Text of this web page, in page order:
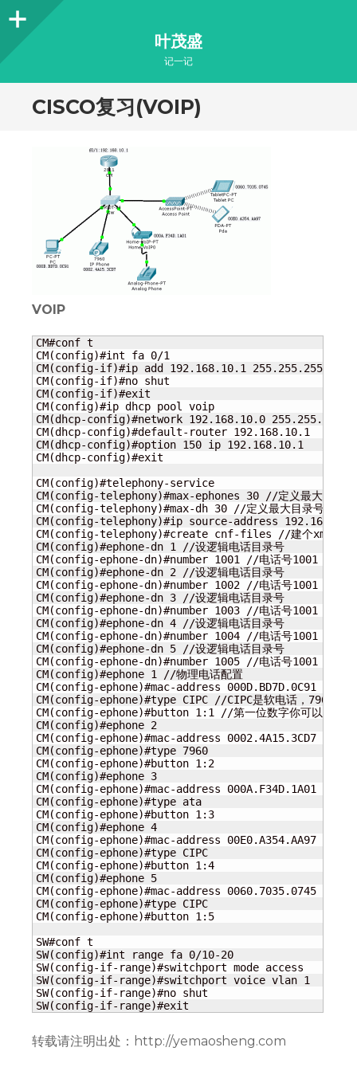
Sidebar
叶茂盛
记一记
CISCO复习(VOIP)
VOIP
CM#conf t
CM(config)#int fa 0/1
CM(config-if)#ip add 192.168.10.1 255.255.255.0
CM(config-if)#no shut
CM(config-if)#exit
CM(config)#ip dhcp pool voip
CM(dhcp-config)#network 192.168.10.0 255.255.255.0
CM(dhcp-config)#default-router 192.168.10.1
CM(dhcp-config)#option 150 ip 192.168.10.1
CM(dhcp-config)#exit
CM(config)#telephony-service
CM(config-telephony)#max-ephones 30 //定义最大电话数
CM(config-telephony)#max-dh 30 //定义最大目录号
CM(config-telephony)#ip source-address
CM(config-telephony)#create cnf-files //建个xml文件记
CM(config)#ephone-dn 1 //设逻辑电话目录号
CM(config-ephone-dn)#number 1001 //电话号1001
CM(config)#ephone-dn 2 //设逻辑电话目录号
CM(config-ephone-dn)#number 1002 //电话号1001
CM(config)#ephone-dn 3 //设逻辑电话目录号
CM(config-ephone-dn)#number 1003 //电话号1001
CM(config)#ephone-dn 4 //设逻辑电话目录号
CM(config-ephone-dn)#number 1004 //电话号1001
CM(config)#ephone-dn 5 //设逻辑电话目录号
CM(config-ephone-dn)#number 1005 //电话号1001
CM(config)#ephone 1 //物理电话配置
CM(config-ephone)#mac-address 000D.BD7D.0C91
CM(config-ephone)#type CIPC //CIPC是软电话，7960是
CM(config-ephone)#button 1:1 //第一位数字你可以把它当
CM(config)#ephone 2
CM(config-ephone)#mac-address 0002.4A15.3CD7
CM(config-ephone)#type 7960
CM(config-ephone)#button 1:2
CM(config)#ephone 3
CM(config-ephone)#mac-address 000A.F34D.1A01
CM(config-ephone)#type ata
CM(config-ephone)#button 1:3
CM(config)#ephone 4
CM(config-ephone)#mac-address 00E0.A354.AA97
CM(config-ephone)#type CIPC
CM(config-ephone)#button 1:4
CM(config)#ephone 5
CM(config-ephone)#mac-address 0060.7035.0745
CM(config-ephone)#type CIPC
CM(config-ephone)#button 1:5
SW#conf t
SW(config)#int range fa 0/10-20
SW(config-if-range)#switchport mode access
SW(config-if-range)#switchport voice vlan 1
SW(config-if-range)#no shut
SW(config-if-range)#exit
转载请注明出处：http://yemaosheng.com